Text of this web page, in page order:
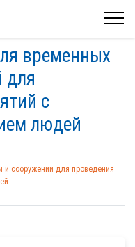
временных
для
с
людей
сооружений для проведения